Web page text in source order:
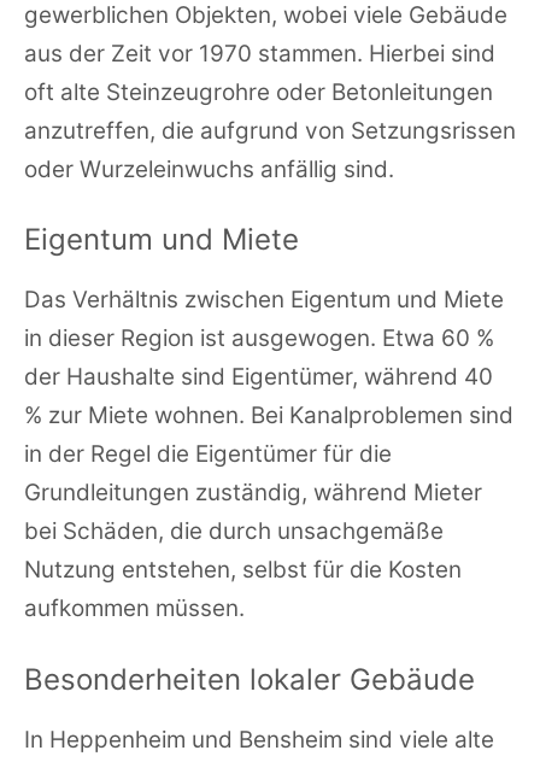
gewerblichen Objekten, wobei viele Gebäude
aus der Zeit vor 1970 stammen. Hierbei sind
oft alte Steinzeugrohre oder Betonleitungen
anzutreffen, die aufgrund von Setzungsrissen
oder Wurzeleinwuchs anfällig sind.
Eigentum und Miete
Das Verhältnis zwischen Eigentum und Miete
in dieser Region ist ausgewogen. Etwa 60 %
der Haushalte sind Eigentümer, während 40
% zur Miete wohnen. Bei Kanalproblemen sind
in der Regel die Eigentümer für die
Grundleitungen zuständig, während Mieter
bei Schäden, die durch unsachgemäße
Nutzung entstehen, selbst für die Kosten
aufkommen müssen.
Besonderheiten lokaler Gebäude
In Heppenheim und Bensheim sind viele alte